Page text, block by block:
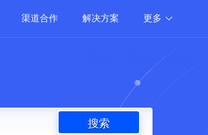
渠道合作 解决方案 更多
搜索